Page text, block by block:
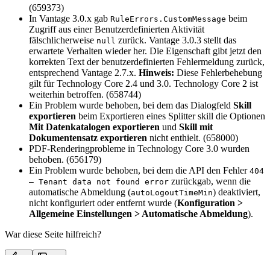
(659373)
In Vantage 3.0.x gab RuleErrors.CustomMessage beim
Zugriff aus einer Benutzerdefinierten Aktivität
fälschlicherweise null zurück. Vantage 3.0.3 stellt das
erwartete Verhalten wieder her. Die Eigenschaft gibt jetzt den
korrekten Text der benutzerdefinierten Fehlermeldung zurück,
entsprechend Vantage 2.7.x. Hinweis: Diese Fehlerbehebung
gilt für Technology Core 2.4 und 3.0. Technology Core 2 ist
weiterhin betroffen. (658744)
Ein Problem wurde behoben, bei dem das Dialogfeld Skill
exportieren beim Exportieren eines Splitter skill die Optionen
Mit Datenkatalogen exportieren und Skill mit
Dokumentensatz exportieren nicht enthielt. (658000)
PDF-Renderingprobleme in Technology Core 3.0 wurden
behoben. (656179)
Ein Problem wurde behoben, bei dem die API den Fehler 404
– Tenant data not found error zurückgab, wenn die
automatische Abmeldung (autoLogoutTimeMin) deaktiviert,
nicht konfiguriert oder entfernt wurde (Konfiguration >
Allgemeine Einstellungen > Automatische Abmeldung).
War diese Seite hilfreich?